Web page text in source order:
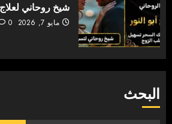
شيخ روحاني
مايو 7, 2026 0
البحث